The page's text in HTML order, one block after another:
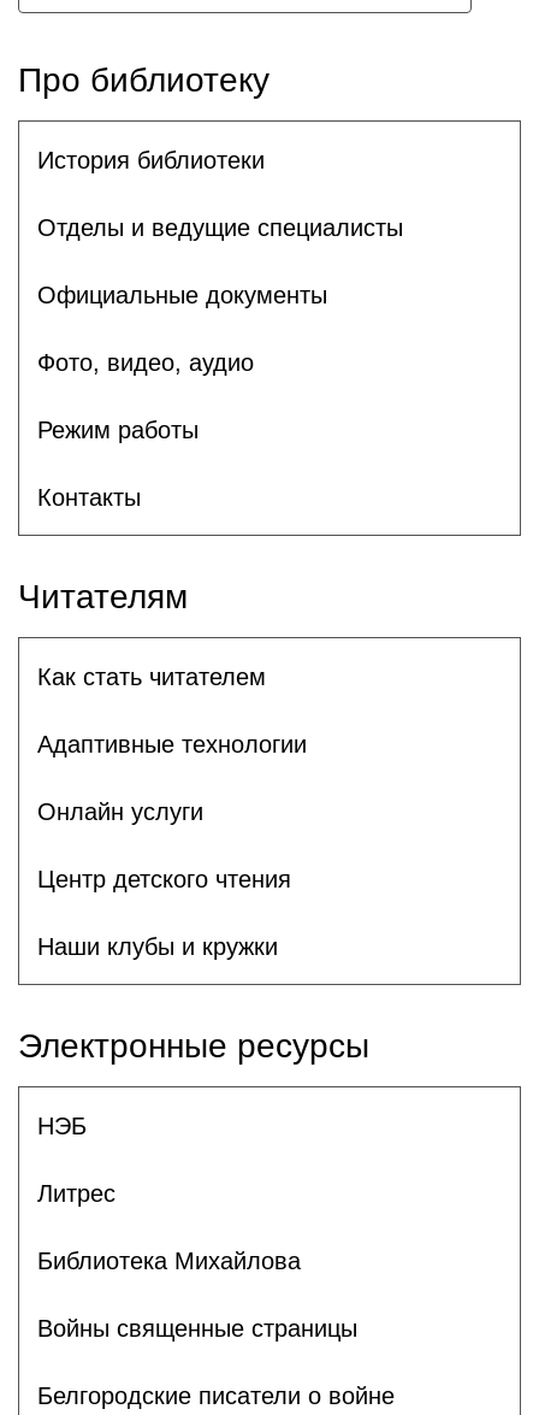
Про библиотеку
История библиотеки
Отделы и ведущие специалисты
Официальные документы
Фото, видео, аудио
Режим работы
Контакты
Читателям
Как стать читателем
Адаптивные технологии
Онлайн услуги
Центр детского чтения
Наши клубы и кружки
Электронные ресурсы
НЭБ
Литрес
Библиотека Михайлова
Войны священные страницы
Белгородские писатели о войне